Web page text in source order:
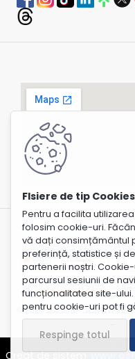
Pentru a facilita
folosim cookie-uri.
vă dați consimțământul
preferință, statistice și
partenerii noștri.
parcursul sesiunii de
funcționalitatea site-
pentru cookie-uri pot fi
Respinge totul
© 2024 2323.ro - SC. AVR
Creat de sistem